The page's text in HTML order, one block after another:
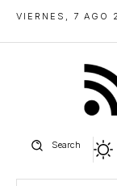
VIERNES, 7 AGO
Search